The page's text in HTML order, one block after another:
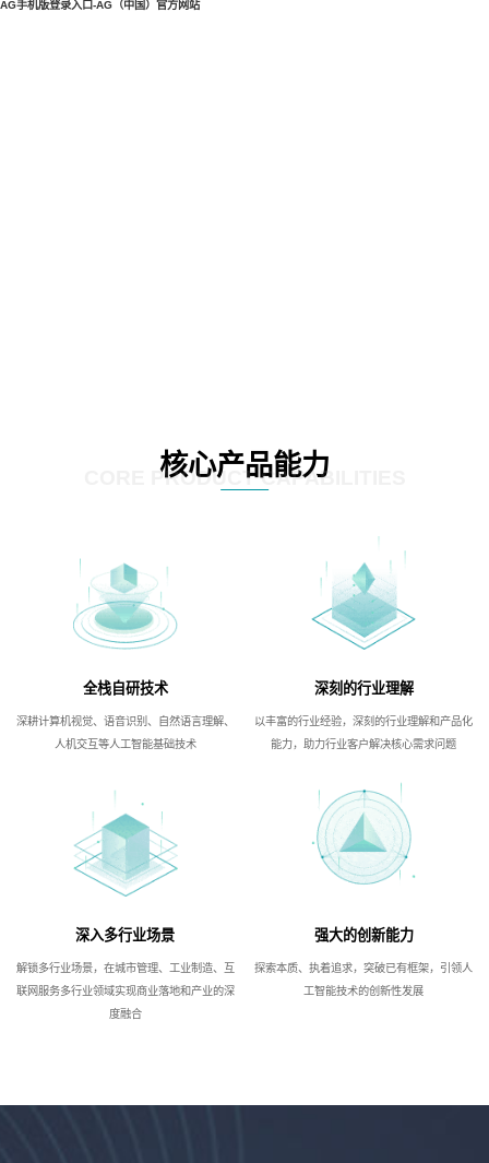
AG手机版登录入口-AG（中国）官方网站
核心产品能力
CORE PRODUCT CAPABILITIES
全栈自研技术
深耕计算机视觉、语音识别、自然语言理解、
人机交互等人工智能基础技术
深刻的行业理解
以丰富的行业经验，深刻的行业理解和产品化
能力，助力行业客户解决核心需求问题
深入多行业场景
解锁多行业场景，在城市管理、工业制造、互
联网服务多行业领域实现商业落地和产业的深
度融合
强大的创新能力
探索本质、执着追求，突破已有框架，引领人
工智能技术的创新性发展